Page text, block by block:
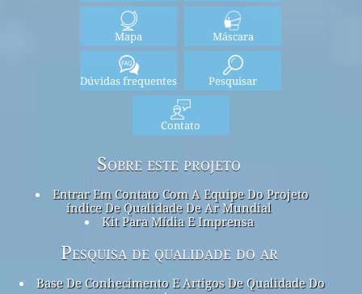
Mapa Máscara
Dúvidas frequentes Pesquisar
Contato
Sobre este projeto
Entrar Em Contato Com A Equipe Do Projeto
índice De Qualidade De Ar Mundial
Kit Para Mídia E Imprensa
Pesquisa de qualidade do ar
Base De Conhecimento E Artigos De Qualidade Do